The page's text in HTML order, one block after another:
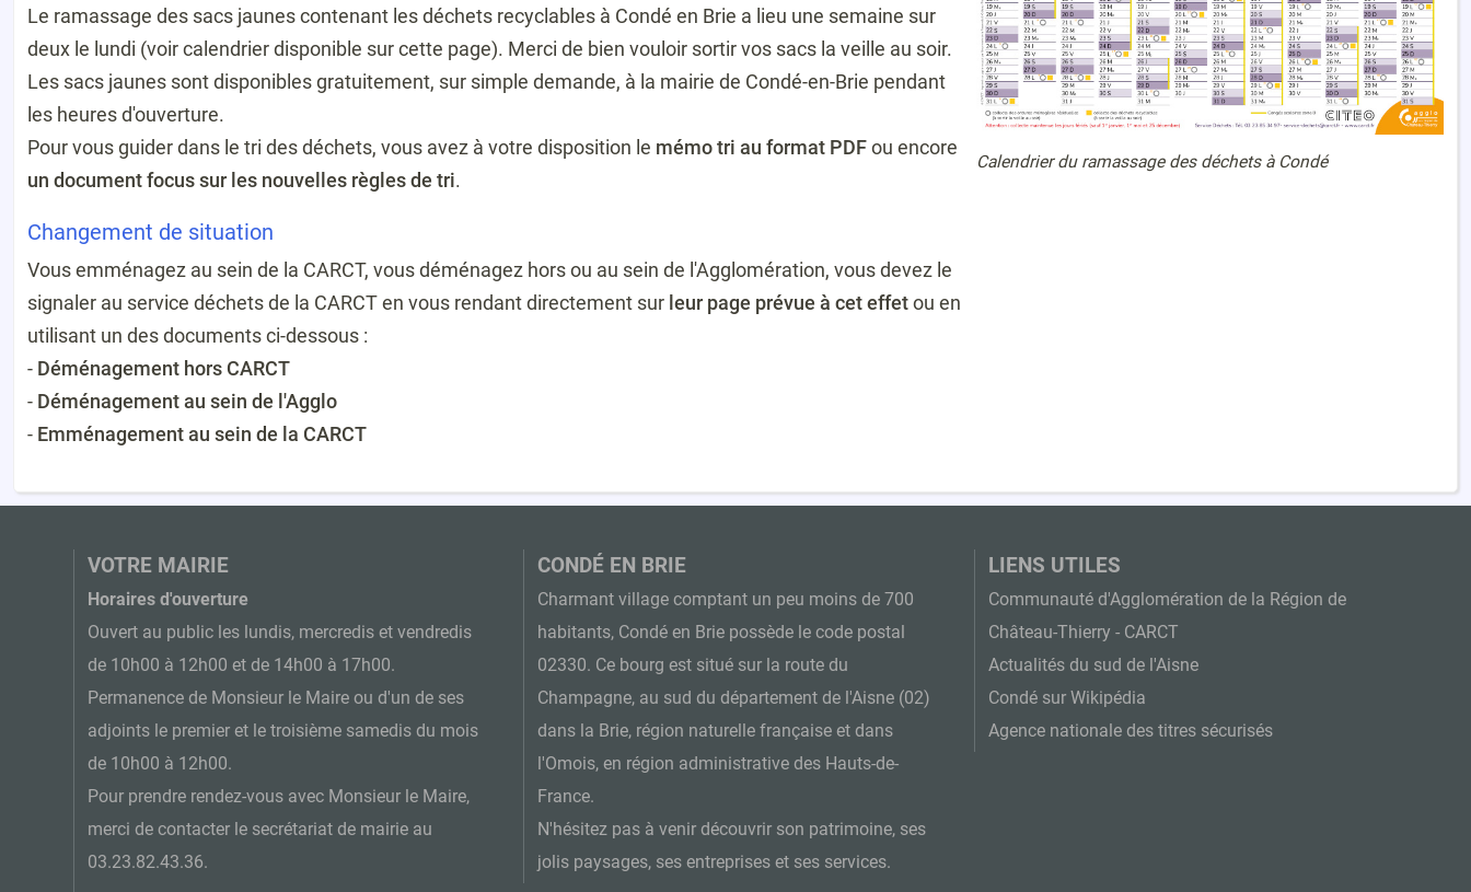
Le ramassage des sacs jaunes contenant les déchets recyclables à Condé en Brie a lieu une semaine sur
deux le lundi (voir calendrier disponible sur cette page). Merci de bien vouloir sortir vos sacs la veille au soir.
Les sacs jaunes sont disponibles gratuitement, sur simple demande, à la mairie de Condé-en-Brie pendant
les heures d'ouverture.
Pour vous guider dans le tri des déchets, vous avez à votre disposition le mémo tri au format PDFou encore
un document focus sur les nouvelles règles de tri.
Changement de situation
Vous emménagez au sein de la CARCT, vous déménagez hors ou au sein de l'Agglomération, vous devez le
signaler au service déchets de la CARCT en vous rendant directement sur leur page prévue à cet effetou en
utilisant un des documents ci-dessous :
- Déménagement hors CARCT
- Déménagement au sein de l'Agglo
- Emménagement au sein de la CARCT
Calendrier du ramassage des déchets à Condé
VOTRE MAIRIE
Horaires d'ouverture
Ouvert au public les lundis, mercredis et vendredis
de 10h00 à 12h00 et de 14h00 à 17h00.
Permanence de Monsieur le Maire ou d'un de ses
adjoints le premier et le troisième samedis du mois
de 10h00 à 12h00.
Pour prendre rendez-vous avec Monsieur le Maire,
merci de contacter le secrétariat de mairie au
03.23.82.43.36.
CONDÉ EN BRIE
Charmant village comptant un peu moins de 700
habitants, Condé en Brie possède le code postal
02330. Ce bourg est situé sur la route du
Champagne, au sud du département de l'Aisne (02)
dans la Brie, région naturelle française et dans
l'Omois, en région administrative des Hauts-de-
France.
N'hésitez pas à venir découvrir son patrimoine, ses
jolis paysages, ses entreprises et ses services.
LIENS UTILES
Communauté d'Agglomération de la Région de
Château-Thierry - CARCT
Actualités du sud de l'Aisne
Condé sur Wikipédia
Agence nationale des titres sécurisés